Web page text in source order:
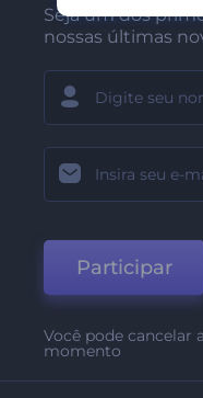
Seja um dos
nossas últimas
Participar
Você pode cancelar
momento